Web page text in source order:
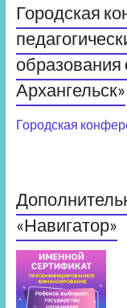
Городская
образования
Архангельск»
Городская
«Навигатор»